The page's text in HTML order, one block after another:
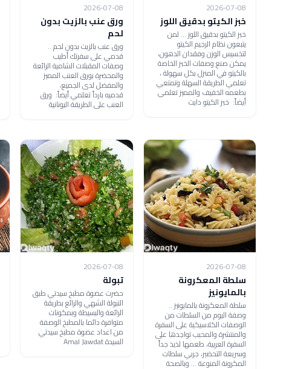
2026-07-08
خبز الكيتو بدقيق اللوز
خبز الكيتو بدقيق اللوز ... لمن
يتبعون نظام الرجيم الكيتو
لتخسيس الوزن وفقدان الدهون،
يمكن صنع وصفات الخبز الخاصة
بالكيتو في المنزل بكل سهولة ،
تعلمي الطريقة السهلة وتمتعي
بطعمه الخفيف والمميز تعلمي
أيضاً: خبز الكيتو دايت
2026-07-08
ورق عنب بالزيت بدون
لحم
ورق عنب بالزيت بدون لحم ..
قدمي على سفرتك أطيب
وصفات المقبلات الشامية الرائعة
والمحضرة بورق العنب المميز
والمفضل لدى الجميع،
قدميه بارداً تعلمي أيضاً: ورق
العنب على الطريقة اليونانية
2026-07-08
سلطة المعكرونة
بالمايونيز
سلطة المعكرونة بالمايونيز ..
وصفة اليوم من السلطات من
الوصفات الكلاسيكية على السفرة
والمنتشرة والمحبب تواجدها على
السفرة العربية، طعمها لذيذ جداً
وسريعة التحضير، جربي سلطات
المكرونة المنوعة ... وبالصحة
2026-07-08
تبولة
حضرت عضوة مطبخ سيدتي طبق
التبولة الشهي والرائع بطريقة
الرائعة والبسيطة وبمكونات
متوافرة دائما بالمطبخ الوصفة
من اعداد عضوة مطبخ سيدتي
السيدة Amal Jawdat